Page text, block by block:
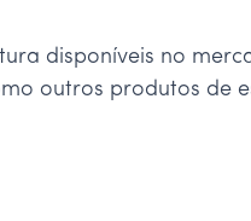
disponíveis no
outros produtos de